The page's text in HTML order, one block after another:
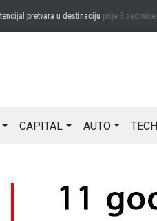
pretvara u destinacijuprije 3 sedmice
CAPITAL AUTO TECH